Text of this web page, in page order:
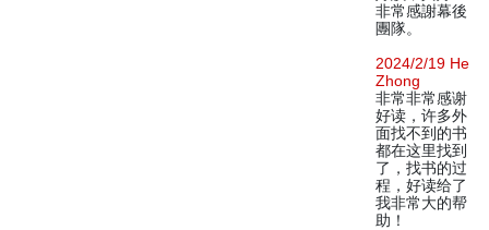
非常感謝幕後
團隊。
2024/2/19 He
Zhong
非常非常感谢
好读，许多外
面找不到的书
都在这里找到
了，找书的过
程，好读给了
我非常大的帮
助！